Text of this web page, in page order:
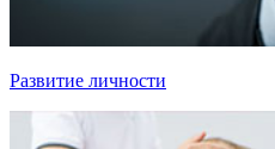
Развитие личности